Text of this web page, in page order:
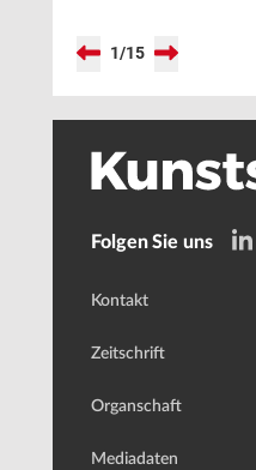
1/15
Folgen Sie uns
Kontakt
Zeitschrift
Organschaft
Mediadaten